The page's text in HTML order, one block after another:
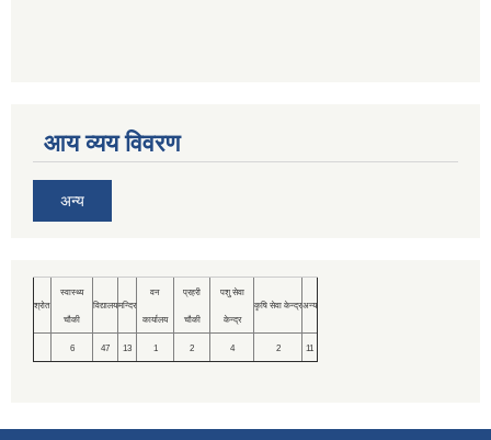
आय व्यय विवरण
अन्य
श्रोत
स्वास्थ्य
चौकी
विद्यालयमन्दिर
वन
कार्यालय
प्रहरी
चौकी
पशु सेवा
केन्द्र
कृषि सेवा केन्द्रअन्य
6 47 13 1 2 4 2 11